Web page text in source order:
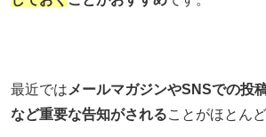
最近では メールマガジンやSNSでの投
など重要な告知がされることがほとんど